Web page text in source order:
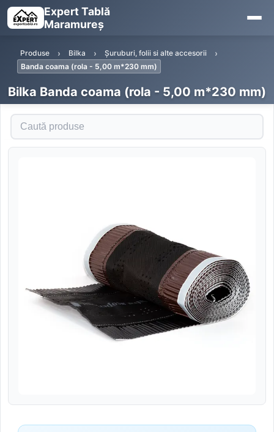
Expert Tablă
Maramureș
Produse Bilka
Șuruburi, folii si alte accesorii
Banda coama (rola - 5,00 m*230 mm)
Bilka Banda coama (rola - 5,00 m*230 mm)
Caută produse